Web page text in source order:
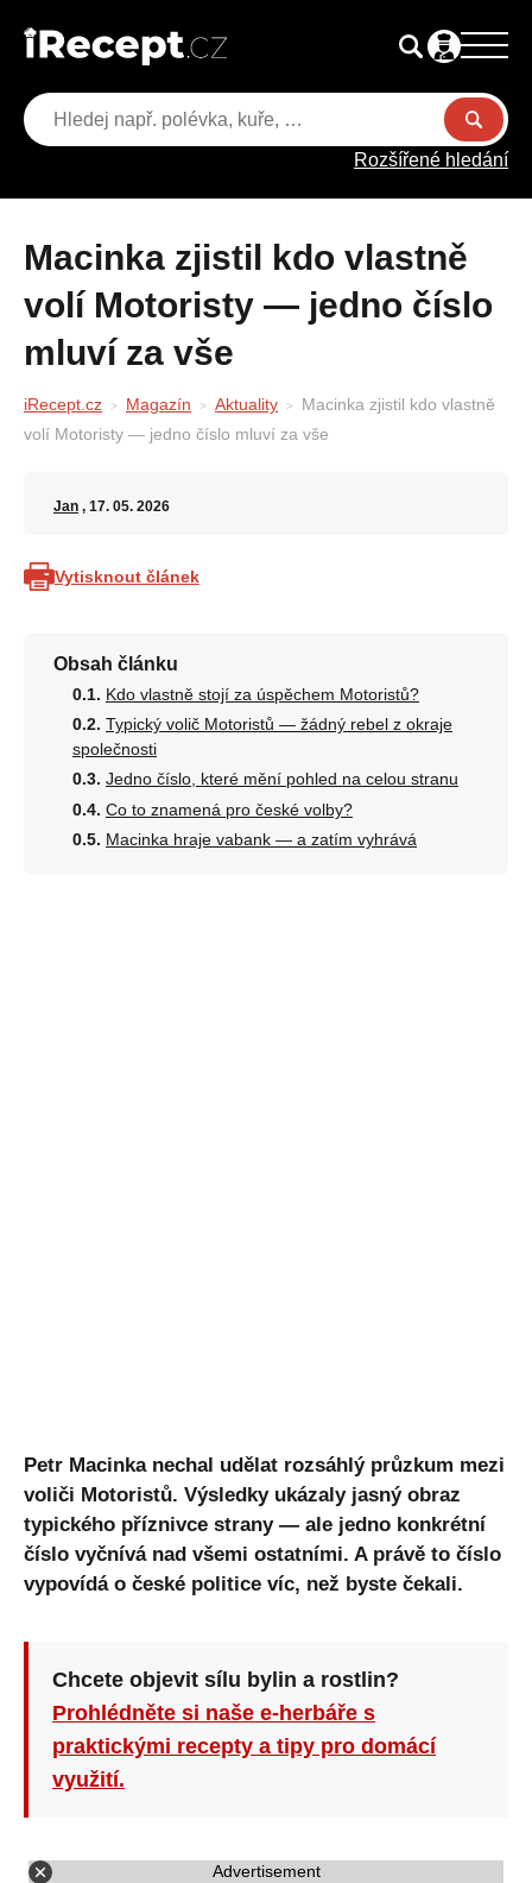
Rozšířené hledání
Macinka zjistil kdo vlastně
volí Motoristy — jedno číslo
mluví za vše
iRecept.cz Magazín Aktuality
Macinka zjistil kdo vlastně
volí Motoristy — jedno číslo mluví za vše
Jan , 17. 05. 2026
Vytisknout článek
Obsah článku
Kdo vlastně stojí za úspěchem Motoristů?
Typický volič Motoristů — žádný rebel z okraje
společnosti
Jedno číslo, které mění pohled na celou stranu
Co to znamená pro české volby?
Macinka hraje vabank — a zatím vyhrává
Petr Macinka nechal udělat rozsáhlý průzkum mezi
voliči Motoristů. Výsledky ukázaly jasný obraz
typického příznivce strany — ale jedno konkrétní
číslo vyčnívá nad všemi ostatními. A právě to číslo
vypovídá o české politice víc, než byste čekali.
Chcete objevit sílu bylin a rostlin?
Prohlédněte si naše e-herbáře s
praktickými recepty a tipy pro domácí
využití.
Advertisement